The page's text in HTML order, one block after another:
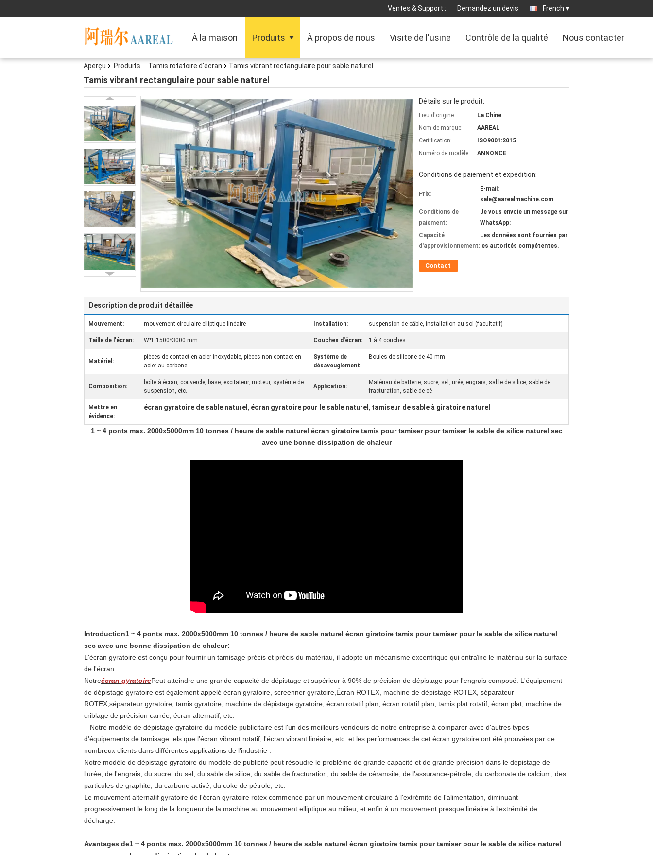
Ventes & Support : Demandez un devis French
À la maison Produits À propos de nous Visite de l'usine Contrôle de la qualité Nous contacter
Aperçu Produits Tamis rotatoire d'écran Tamis vibrant rectangulaire pour sable naturel
Tamis vibrant rectangulaire pour sable naturel
Détails sur le produit:
Lieu d'origine:
La Chine
Nom de marque:
AAREAL
Certification:
ISO9001:2015
Numéro de modèle:
ANNONCE
Conditions de paiement et expédition:
Prix:
E-mail:
sale@aarealmachine.com
Conditions de
paiement:
Je vous envoie un message sur
WhatsApp:
Capacité
d'approvisionnement:
Les données sont fournies par
les autorités compétentes.
Contact
Description de produit détaillée
Mouvement: mouvement circulaire-elliptique-linéaire Installation: suspension de câble, installation au sol (facultatif)
Taille de l'écran: W*L 1500*3000 mm Couches d'écran: 1 à 4 couches
Matériel:
pièces de contact en acier inoxydable, pièces non-contact en
acier au carbone
Système de
désaveuglement:
Boules de silicone de 40 mm
Composition:
boîte à écran, couvercle, base, excitateur, moteur, système de
suspension, etc.
Application:
Matériau de batterie, sucre, sel, urée, engrais, sable de silice, sable de
fracturation, sable de cé
Mettre en
évidence:
écran gyratoire de sable naturel , écran gyratoire pour le sable naturel , tamiseur de sable à giratoire naturel
1 ~ 4 ponts max. 2000x5000mm 10 tonnes / heure de sable naturel écran giratoire tamis pour tamiser pour tamiser le sable de silice naturel sec
avec une bonne dissipation de chaleur
Introduction1 ~ 4 ponts max. 2000x5000mm 10 tonnes / heure de sable naturel écran giratoire tamis pour tamiser pour le sable de silice naturel
sec avec une bonne dissipation de chaleur:
L'écran gyratoire est conçu pour fournir un tamisage précis et précis du matériau, il adopte un mécanisme excentrique qui entraîne le matériau sur la surface
de l'écran.
Notreécran gyratoirePeut atteindre une grande capacité de dépistage et supérieur à 90% de précision de dépistage pour l'engrais composé. L'équipement
de dépistage gyratoire est également appelé écran gyratoire, screenner gyratoire, Écran ROTEX, machine de dépistage ROTEX, séparateur
ROTEX, séparateur gyratoire, tamis gyratoire, machine de dépistage gyratoire, écran rotatif plan, écran rotatif plan, tamis plat rotatif, écran plat, machine de
criblage de précision carrée, écran alternatif, etc.
Notre modèle de dépistage gyratoire du modèle publicitaire est l'un des meilleurs vendeurs de notre entreprise à comparer avec d'autres types
d'équipements de tamisage tels que l'écran vibrant rotatif, l'écran vibrant linéaire, etc. et les performances de cet écran gyratoire ont été prouvées par de
nombreux clients dans différentes applications de l'industrie .
Notre modèle de dépistage gyratoire du modèle de publicité peut résoudre le problème de grande capacité et de grande précision dans le dépistage de
l'urée, de l'engrais, du sucre, du sel, du sable de silice, du sable de fracturation, du sable de céramsite, de l'assurance-pétrole, du carbonate de calcium, des
particules de graphite, du carbone activé, du coke de pétrole, etc.
Le mouvement alternatif gyratoire de l'écran gyratoire rotex commence par un mouvement circulaire à l'extrémité de l'alimentation, diminuant
progressivement le long de la longueur de la machine au mouvement elliptique au milieu, et enfin à un mouvement presque linéaire à l'extrémité de
décharge.
Avantages de1 ~ 4 ponts max. 2000x5000mm 10 tonnes / heure de sable naturel écran giratoire tamis pour tamiser pour le sable de silice naturel